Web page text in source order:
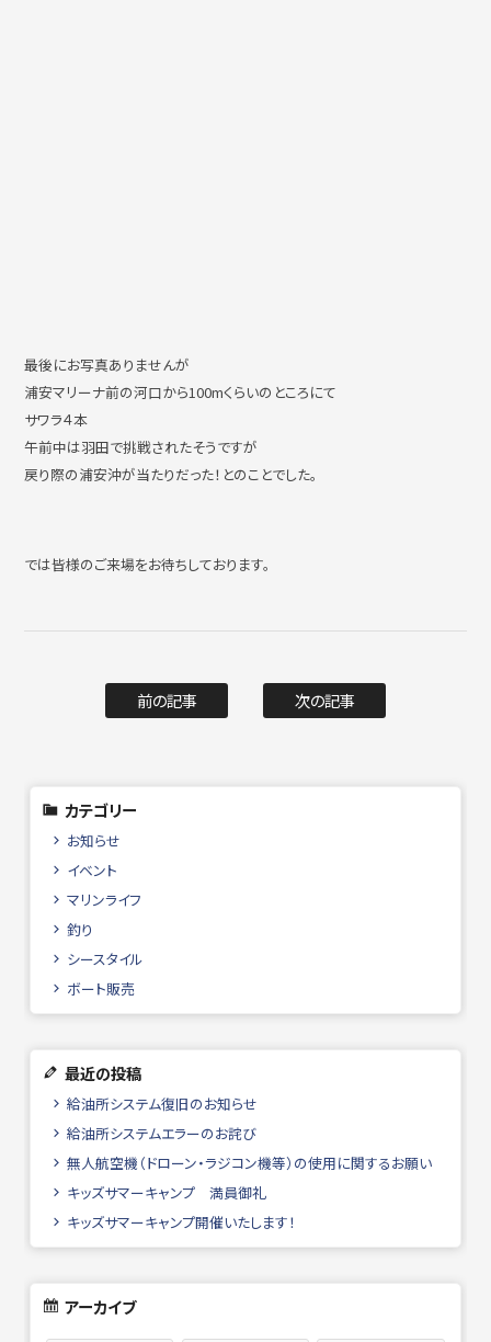
最後にお写真ありませんが
浦安マリーナ前の河口から100mくらいのところにて
サワラ４本
午前中は羽田で挑戦されたそうですが
戻り際の浦安沖が当たりだった！とのことでした。
では皆様のご来場をお待ちしております。
前の記事 次の記事
カテゴリー
お知らせ
イベント
マリンライフ
釣り
シースタイル
ボート販売
最近の投稿
給油所システム復旧のお知らせ
給油所システムエラーのお詫び
無人航空機（ドローン・ラジコン機等）の使用に関するお願い
キッズサマーキャンプ 満員御礼
キッズサマーキャンプ開催いたします！
アーカイブ